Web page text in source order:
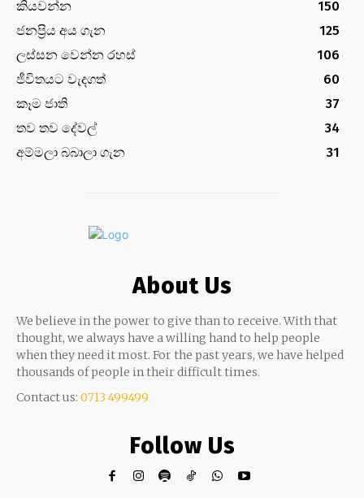
කියවන්න
150
ජනප්‍රිය අය ගැන
125
ලස්සන වෙන්න රහස්
106
ජීවිතයට වැදගත්
60
කෑම ජාති
37
තව තව දේවල්
34
අම්මලා බබාලා ගැන
31
About Us
We believe in the power to give than to receive. With that
thought, we always have a willing hand to help people
when they need it most. For the past years, we have helped
thousands of people in their difficult times.
Contact us: 0713 499499
Follow Us